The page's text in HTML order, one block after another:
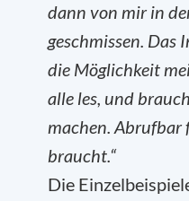
dann von mir in
geschmissen. Das
die Möglichkeit
alle les, und
machen. Abrufbar
braucht.“
Die